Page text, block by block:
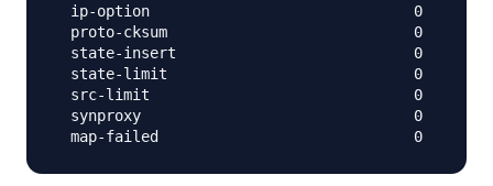
ip-option                              0
proto-cksum                            0
state-insert                           0
state-limit                            0
src-limit                              0
synproxy                               0